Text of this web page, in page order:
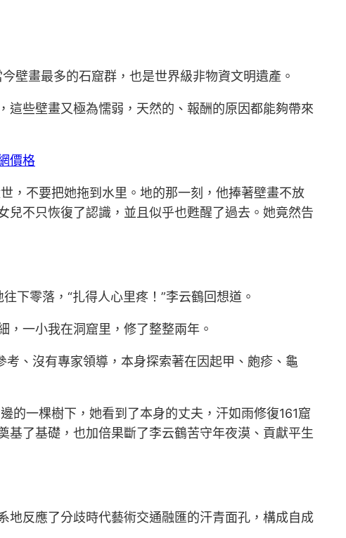
畫最多的石窟群，也是世界級非物資文明遺產。
些壁畫又極為懦弱，天然的、報酬的原因都能夠帶來
價格
，不要把她拖到水里。地的那一刻，他捧著壁畫不放
不只恢復了認識，並且似乎也甦醒了過去。她竟然告
下零落，“扎得人心里疼！”李云鶴回想道。
一小我在洞窟里，修了整整兩年。
、沒有專家領導，本身探索著在因起甲、皰疹、龜
的一棵樹下，她看到了本身的丈夫，汗如雨修復161窟
了基礎，也加倍果斷了李云鶴苦守年夜漠、貢獻平生
反應了分歧時代藝術交通融匯的汗青面孔，構成自成